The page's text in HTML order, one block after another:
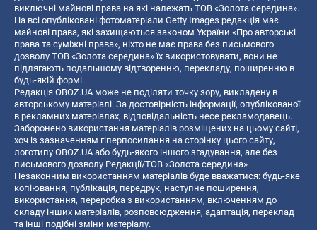
виключні майнові права на які належать ТОВ «Золота середина».
На всі опубліковані фотоматеріали Getty Images редакція має
майнові права, які захищаються законом України «Про авторські
права та суміжні права», ніхто не має права без письмового
дозволу ТОВ «Золота середина» їх використовувати, вони не
підлягають подальшому відтворенню, перекладу, поширенню в
будь-якій формі.
Редакція OBOZ.UA може не поділяти точку зору, викладену в
авторському матеріалі. За достовірність інформації, опублікованої
в рекламних матеріалах, відповідальність несе рекламодавець.
Заборонено використання матеріалів розміщених на цьому сайті,
хоч із зазначенням гіперпосилання на сторінку цього сайту,
логотипу OBOZ.UA або будь-якого іншого згадування, але без
письмового дозволу Редакції/ТОВ «Золота середина»
Незаконним використанням матеріалів буде вважатися: будь-яке
копiювання, публiкацiя, передрук, наступне поширення,
використання, переробка з використанням, включенням до
складу інших матеріалів, розповсюдження, адаптація, переклад
та інші подібні зміни матеріалу.